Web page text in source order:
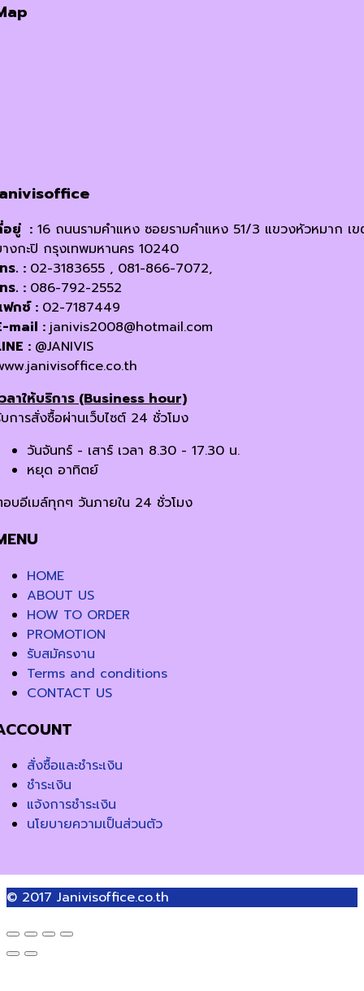
อยู่ : 16 ถนนรามคำแหง ซอยรามคำแหง 51/3 แขวงหัวหมาก เ
งกะปิ กรุงเทพมหานคร 10240
ร. : 02-3183655 , 081-866-7072,
ร. : 086-792-2552
กซ์ : 02-7187449
mail : janivis2008@hotmail.com
: @JANIVIS
ลาให้บริการ (Business hour)
การสั่งซื้อผ่านเว็บไซต์ 24 ชั่วโมง
วันจันทร์ - เสาร์ เวลา 8.30 - 17.30 น.
หยุด อาทิตย์
บอีเมล์ทุกๆ วันภายใน 24 ชั่วโมง
HOME
ABOUT US
HOW TO ORDER
PROMOTION
รับสมัครงาน
Terms and conditions
CONTACT US
สั่งซื้อและชำระเงิน
ชำระเงิน
แจ้งการชำระเงิน
นโยบายความเป็นส่วนตัว
© 2017 Janivisoffice.co.th